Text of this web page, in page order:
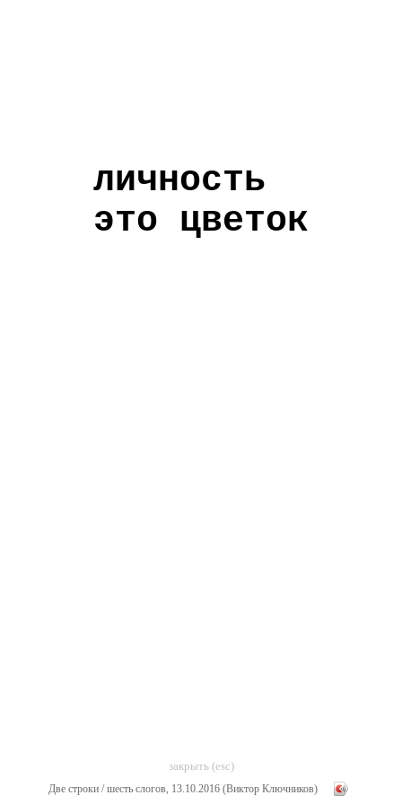
личность
это цветок
закрыть (esc)
Две строки / шесть слогов, 13.10.2016 (Виктор Ключников)